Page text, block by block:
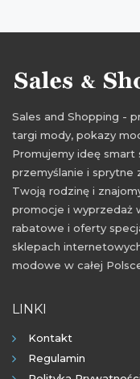
Sales and Shopping -
targi mody, pokazy
Promujemy ideę smart
przemyślanie i sprytne
Twoją rodzinę i
promocje i wyprzedaż
rabatowe i oferty
sklepach
modowe w całej
LINKI
Kontakt
Regulamin